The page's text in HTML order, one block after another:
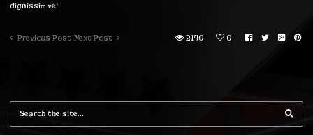
dignissim vel.
Previous Post Next Post 2140 0